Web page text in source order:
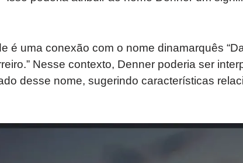
é uma conexão com o nome dinamarquês
Nesse contexto, Denner poderia ser
desse nome, sugerindo características